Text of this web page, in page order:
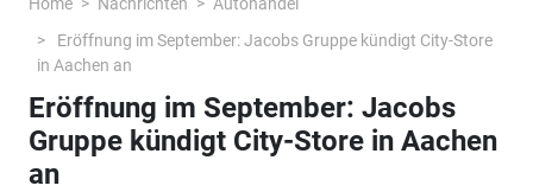
Eröffnung im September: Jacobs Gruppe kündigt City-Store
in Aachen an
Eröffnung im September: Jacobs
Gruppe kündigt City-Store in Aachen
an